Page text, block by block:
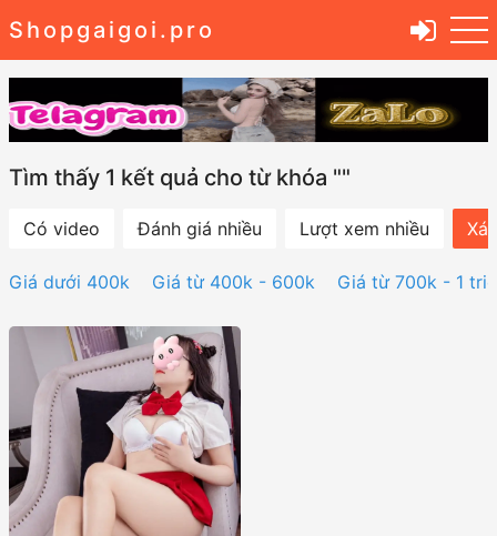
Shopgaigoi.pro
Tìm thấy 1 kết quả cho từ khóa ""
Có video Đánh giá nhiều Lượt xem nhiều
Giá dưới 400k Giá từ 400k - 600k Giá từ 700k - 1